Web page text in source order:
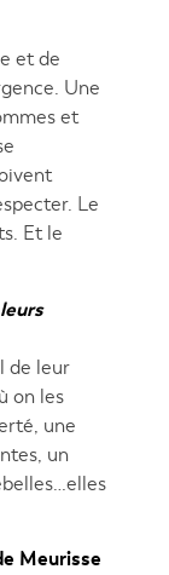
et de
Une
et
Le
Et le
de leur
on les
une
un
Meurisse